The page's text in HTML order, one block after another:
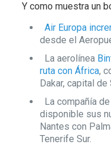
Y como muestra un
Air Europa
desde el
La aerolínea
ruta con África,
Dakar, capital de
La compañía
disponible sus
Nantes con
Tenerife Sur.